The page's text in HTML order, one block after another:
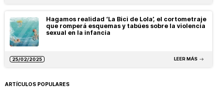
Hagamos realidad ‘La Bici de Lola’, el cortometraje
que romperá esquemas y tabúes sobre la violencia
sexual en la infancia
25/02/2025 LEER MÁS
ARTÍCULOS POPULARES